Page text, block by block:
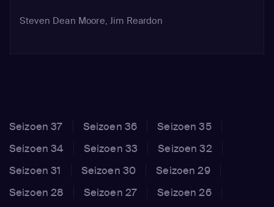
Steven Dean Moore, Jim Reardon
Seizoen 37 Seizoen 36
Seizoen 35
Seizoen 34
Seizoen 33
Seizoen 32
Seizoen 31
Seizoen 30
Seizoen 29
Seizoen 28
Seizoen 27
Seizoen 26